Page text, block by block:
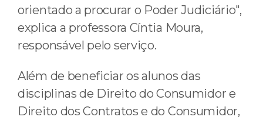
orientado a procurar o Poder Judiciário",
explica a professora Cíntia Moura,
responsável pelo serviço.
Além de beneficiar os alunos das
disciplinas de Direito do Consumidor e
Direito dos Contratos e do Consumidor,